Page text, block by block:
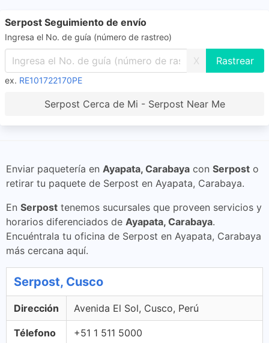
Serpost Seguimiento de envío
Ingresa el No. de guía (número de rastreo)
X
ex. RE101722170PE
Serpost Cerca de Mi - Serpost Near Me
Enviar paquetería en Ayapata, Carabaya con Serpost o
retirar tu paquete de Serpost en Ayapata, Carabaya.
En Serpost tenemos sucursales que proveen servicios y
horarios diferenciados de Ayapata, Carabaya.
Encuéntrala tu oficina de Serpost en Ayapata, Carabaya
más cercana aquí.
Serpost, Cusco
Dirección Avenida El Sol, Cusco, Perú
Télefono +51 1 511 5000